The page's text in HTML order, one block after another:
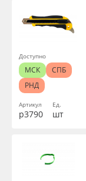
Артикул
р3790
Ед.
шт
Доступно
МСК
СПБ
РНД